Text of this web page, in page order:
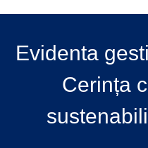
Evidenta
Cerința